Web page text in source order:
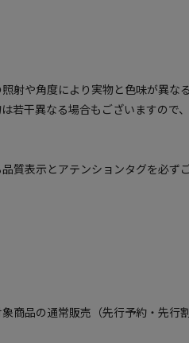
射や角度により実物と色味が異なる
若干異なる場合もございますので、
質表示とアテンションタグを必ず
商品の通常販売（先行予約・先行